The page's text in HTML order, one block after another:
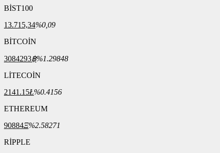
BİST100
13.715,34%0,09
BİTCOİN
3084293฿%1.29848
LİTECOİN
2141.15Ł%0.4156
ETHEREUM
90884Ξ%2.58271
RİPPLE